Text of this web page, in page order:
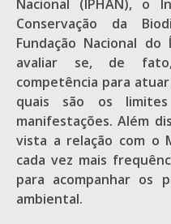
Nacional (IPHAN), o
Conservação da
Fundação Nacional do
avaliar se, de
competência para
quais são os
manifestações. Além
vista a relação com o
cada vez mais
para acompanhar os
ambiental.